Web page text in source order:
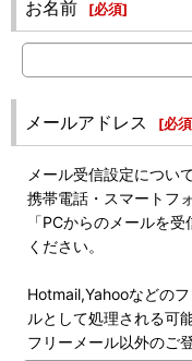
お名前 [必須]
メールアドレス [必須
メール受信設定につい
携帯電話・スマートフ
「PCからのメールを
ください。
Hotmail,Yahooなどの
ルとして処理される可
フリーメール以外のご